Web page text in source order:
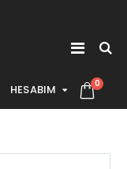
HESABIM 0